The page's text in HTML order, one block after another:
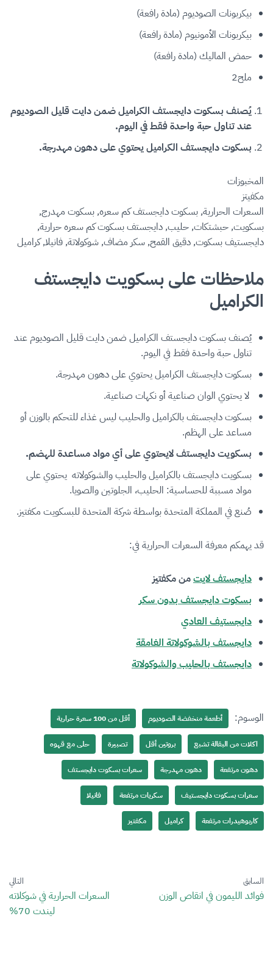
بيكربونات الصوديوم (مادة رافعة)
بيكربونات الأمونيوم (مادة رافعة)
حمض الماليك (مادة رافعة)
ملح2
يُصنف بسكوت دايجستف الكراميل ضمن دايت قليل الصوديوم
عند تناول حبة واحدة فقط في اليوم.
بسكوت دايجستف الكراميل يحتوي على دهون مهدرجة.
المخبوزات
مكفيتز
السعرات الحرارية, بسكوت دايجستف كم سعره, بسكوت مهدرج,
بسكويت, حبشتكات, حليب, دايجستف بسكوت كم سعره حرارية,
دايجستيف بسكوت, دقيق القمح, سكر مضاف, شوكولاتة, فانيلا, كراميل
ملاحظات على بسكويت دايجستف
الكراميل
يُصنف بسكوت دايجستف الكراميل ضمن دايت قليل الصوديوم عند
تناول حبة واحدة فقط في اليوم.
بسكوت دايجستف الكراميل يحتوي على دهون مهدرجة.
لا يحتوي الوان صناعية أو نكهات صناعية.
بسكوت دايجستف بالكراميل والحليب ليس غذاء للتحكم بالوزن أو
مساعد على الهظم.
بسكويت دايجستف لايحتوي على أي مواد مساعدة للهضم.
بسكويت دايجستف بالكراميل والحليب والشوكولاته يحتوي على
مواد مسببة للحساسية: الحليب، الجلوتين والصويا.
صُنع في المملكة المتحدة بواسطة شركة المتحدة للبسكويت مكفتيز.
قد يهمكم معرفة السعرات الحرارية في:
دايجستف لايتمن مكفتيز
بسكوت دايجستف بدون سكر
دايجستيف العادي
دايجستف بالشوكولاتة الغامقة
دايجستف بالحليب والشوكولاتة
الوسوم: أطعمة منخفضة الصوديوم أقل من 100 سعرة حرارية
اكلات من البقالة تشبع بروتين أقل تصبيرة حلى مع قهوه
دهون مرتفعة دهون مهدرجة سعرات بسكوت دايجستف
سعرات بسكوت دايجستيف سكريات مرتفعة فانيلا
كاربوهيدرات مرتفعة كراميل مكفتيز
السابق
فوائد الليمون في انقاص الوزن
التالي
السعرات الحرارية في شوكلاته
ليندت 70%